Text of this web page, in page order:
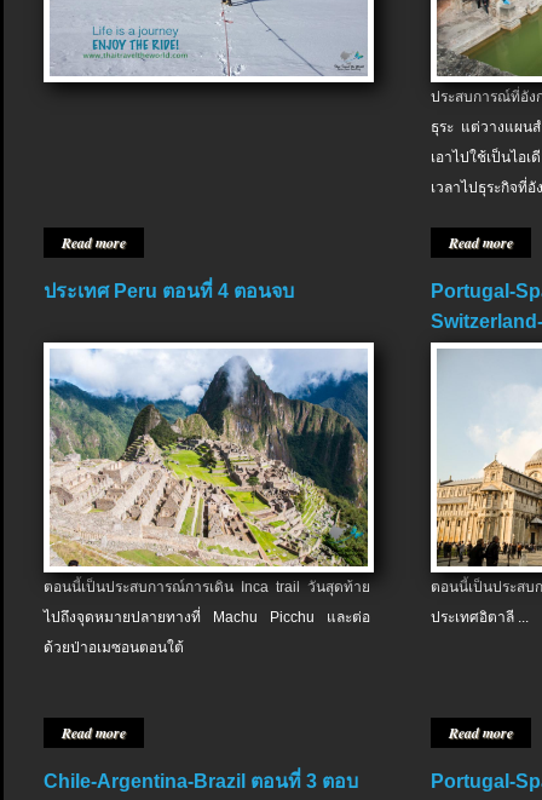
Read more
ประสบการณ์ที่อัง
ธุระ แต่วางแผน
เอาไปใช้เป็นไอ
เวลาไปธุระกิจที่อั
Read more
ประเทศ Peru ตอนที่ 4 ตอนจบ
ตอนนี้เป็นประสบการณ์การเดิน Inca trail วันสุดท้าย
ไปถึงจุดหมายปลายทางที่ Machu Picchu และต่อ
ด้วยป่าอเมซอนตอนใต้
Read more
Portugal-
ตอนนี้เป็นประส
ประเทศอิตาลี ...
Read more
Chile-Argentina-Brazil ตอนที่ 3 ตอบ
Portugal-